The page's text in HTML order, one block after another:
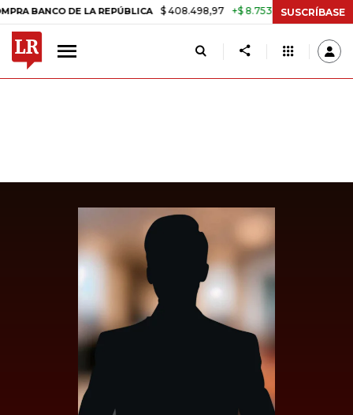
DE LA REPÚBLICA $ 408.498,97 +$ 8.753,81 +2,19% TASA DE
SUSCRÍBASE